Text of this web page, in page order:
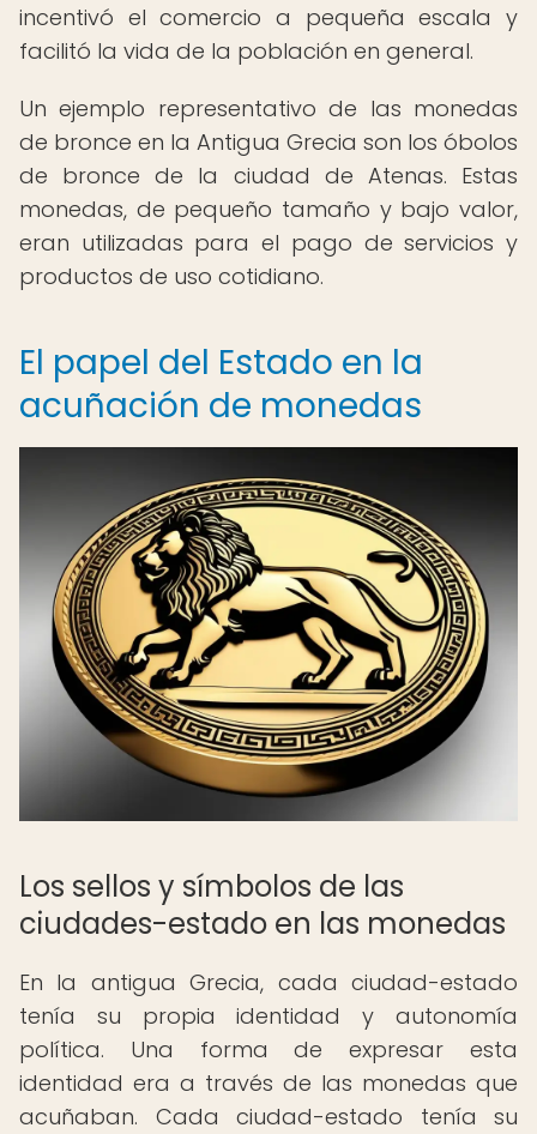
incentivó el comercio a pequeña escala y
facilitó la vida de la población en general.
Un ejemplo representativo de las monedas
de bronce en la Antigua Grecia son los óbolos
de bronce de la ciudad de Atenas. Estas
monedas, de pequeño tamaño y bajo valor,
eran utilizadas para el pago de servicios y
productos de uso cotidiano.
El papel del Estado en la
acuñación de monedas
Los sellos y símbolos de las
ciudades-estado en las monedas
En la antigua Grecia, cada ciudad-estado
tenía su propia identidad y autonomía
política. Una forma de expresar esta
identidad era a través de las monedas que
acuñaban. Cada ciudad-estado tenía su